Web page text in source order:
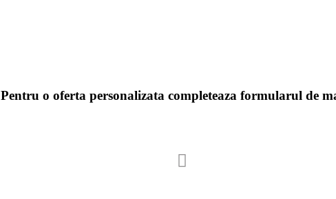
Pentru o oferta personalizata completeaza formularul de
